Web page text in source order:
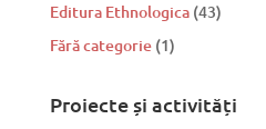
Editura Ethnologica (43)
Fără categorie (1)
Proiecte și activități